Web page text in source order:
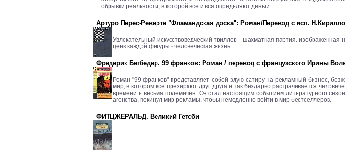
обрывки реальности, в которой все и вся определяют деньги.
Артуро Перес-Реверте "Фламандская доска": Роман/Перевод с исп.
Увлекательный искусствоведческий триллер - шахматная партия,
ценв каждой фигуры - человеческая жизнь.
Фредерик Бегбедер. 99 франков: Роман / перевод с французского Ирины
Роман "99 франков" представляет собой злую сатиру на рекламный бизнес,
мир, в котором все презирают друг друга и так бездарно растрачивается
времени и весьма полемичен. Он стал настоящим событием литературного
агенства, покинул мир рекламы, чтобы немедленно войти в мир бестселлеров.
ФИТЦЖЕРАЛЬД. Великий Гетсби